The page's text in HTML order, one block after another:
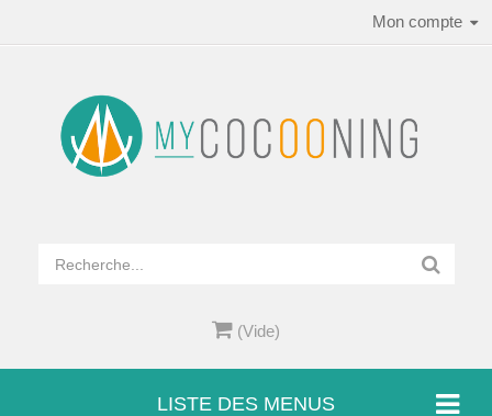
Mon compte
(Vide)
LISTE DES MENUS